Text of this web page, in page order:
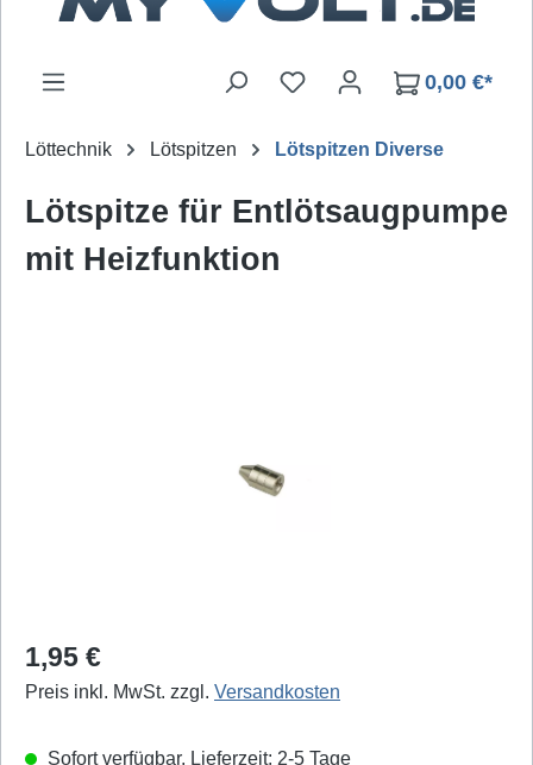
Du hast 0 Produkte auf
0,00 €*
Löttechnik Lötspitzen Lötspitzen Diverse
Lötspitze für Entlötsaugpumpe
mit Heizfunktion
Regulärer Preis:
1,95 €
Preis inkl. MwSt. zzgl. Versandkosten
Sofort verfügbar, Lieferzeit: 2-5 Tage